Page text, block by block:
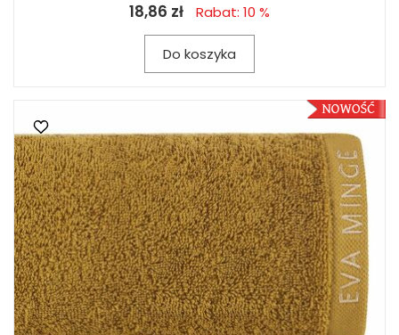
18,86 zł Rabat: 10 %
Do koszyka